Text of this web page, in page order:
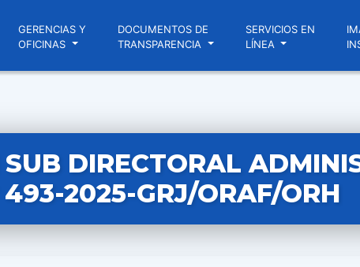
GERENCIAS Y
OFICINAS
DOCUMENTOS DE
TRANSPARENCIA
SERVICIOS EN
LÍNEA
SUB DIRECTORAL
493-2025-GRJ/ORAF/ORH